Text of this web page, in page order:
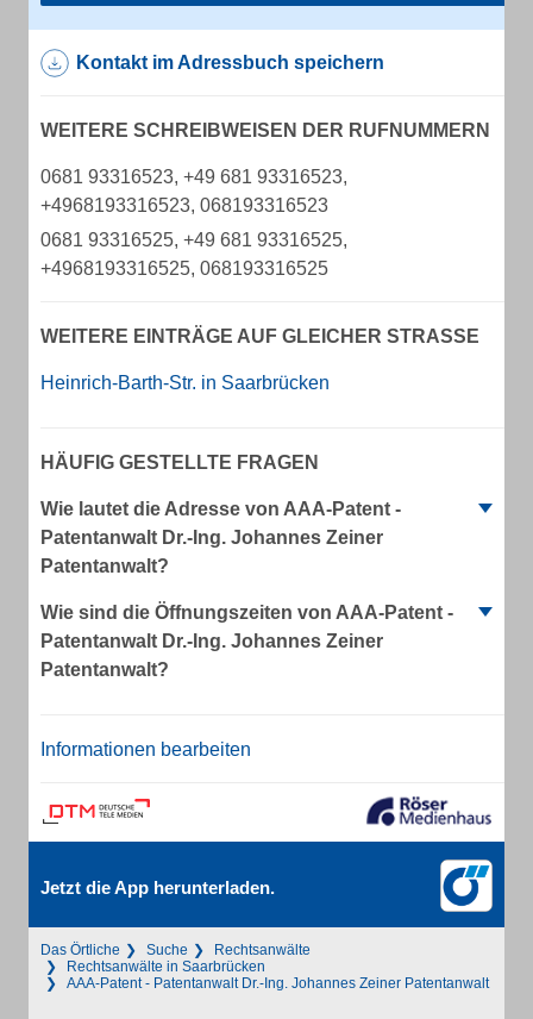
Kontakt im Adressbuch speichern
WEITERE SCHREIBWEISEN DER RUFNUMMERN
0681 93316523, +49 681 93316523,
+4968193316523, 068193316523
0681 93316525, +49 681 93316525,
+4968193316525, 068193316525
WEITERE EINTRÄGE AUF GLEICHER STRASSE
Heinrich-Barth-Str. in Saarbrücken
HÄUFIG GESTELLTE FRAGEN
Wie lautet die Adresse von AAA-Patent -
Patentanwalt Dr.-Ing. Johannes Zeiner
Patentanwalt?
Wie sind die Öffnungszeiten von AAA-Patent -
Patentanwalt Dr.-Ing. Johannes Zeiner
Patentanwalt?
Informationen bearbeiten
Jetzt die App herunterladen.
Das Örtliche Suche
Rechtsanwälte
Rechtsanwälte in Saarbrücken
AAA-Patent - Patentanwalt Dr.-Ing. Johannes Zeiner Patentanwalt